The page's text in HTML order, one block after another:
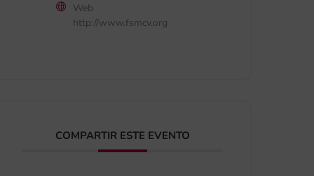
Web
http://www.fsmcv.org
COMPARTIR ESTE EVENTO